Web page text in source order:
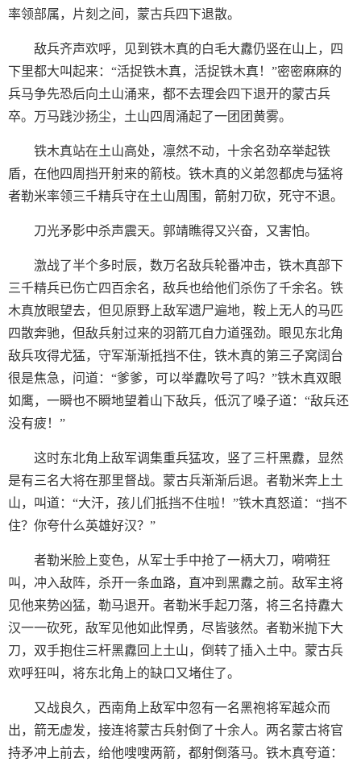
率领部属，片刻之间，蒙古兵四下退散。
敌兵齐声欢呼，见到铁木真的白毛大纛仍竖在山上，四
下里都大叫起来：“活捉铁木真，活捉铁木真！”密密麻麻的
兵马争先恐后向土山涌来，都不去理会四下退开的蒙古兵
卒。万马践沙扬尘，土山四周涌起了一团团黄雾。
铁木真站在土山高处，凛然不动，十余名劲卒举起铁
盾，在他四周挡开射来的箭枝。铁木真的义弟忽都虎与猛将
者勒米率领三千精兵守在土山周围，箭射刀砍，死守不退。
刀光矛影中杀声震天。郭靖瞧得又兴奋，又害怕。
激战了半个多时辰，数万名敌兵轮番冲击，铁木真部下
三千精兵已伤亡四百余名，敌兵也给他们杀伤了千余名。铁
木真放眼望去，但见原野上敌军遗尸遍地，鞍上无人的马匹
四散奔驰，但敌兵射过来的羽箭兀自力道强劲。眼见东北角
敌兵攻得尤猛，守军渐渐抵挡不住，铁木真的第三子窝阔台
很是焦急，问道：“爹爹，可以举纛吹号了吗？”铁木真双眼
如鹰，一瞬也不瞬地望着山下敌兵，低沉了嗓子道：“敌兵还
没有疲！”
这时东北角上敌军调集重兵猛攻，竖了三杆黑纛，显然
是有三名大将在那里督战。蒙古兵渐渐后退。者勒米奔上土
山，叫道：“大汗，孩儿们抵挡不住啦！”铁木真怒道：“挡不
住？你夸什么英雄好汉？”
者勒米脸上变色，从军士手中抢了一柄大刀，嗬嗬狂
叫，冲入敌阵，杀开一条血路，直冲到黑纛之前。敌军主将
见他来势凶猛，勒马退开。者勒米手起刀落，将三名持纛大
汉一一砍死，敌军见他如此悍勇，尽皆骇然。者勒米抛下大
刀，双手抱住三杆黑纛回上土山，倒转了插入土中。蒙古兵
欢呼狂叫，将东北角上的缺口又堵住了。
又战良久，西南角上敌军中忽有一名黑袍将军越众而
出，箭无虚发，接连将蒙古兵射倒了十余人。两名蒙古将官
持矛冲上前去，给他嗖嗖两箭，都射倒落马。铁木真夸道：